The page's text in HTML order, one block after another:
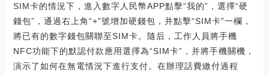
SIM卡的情況下，進入數字人民幣APP點擊“我的”，選擇“硬
錢包”，通過右上角“+”號增加硬錢包，并點擊“SIM卡”一欄，
將已有的數字錢包關聯至SIM卡。隨后，工作人員將手機
NFC功能下的默認付款應用選擇為“SIM卡”，并將手機關機，
演示了如何在無電情況下進行支付。在辦理話費繳付過程